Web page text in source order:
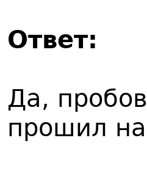
Ответ:
Да,
прошил